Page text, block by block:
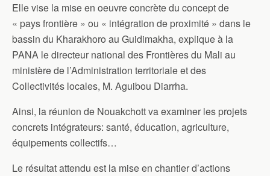
Elle vise la mise en oeuvre concrète du concept de
« pays frontière » ou « intégration de proximité » dans le
bassin du Kharakhoro au Guidimakha, explique à la
PANA le directeur national des Frontières du Mali au
ministère de l’Administration territoriale et des
Collectivités locales, M. Aguibou Diarrha.
Ainsi, la réunion de Nouakchott va examiner les projets
concrets intégrateurs: santé, éducation, agriculture,
équipements collectifs…
Le résultat attendu est la mise en chantier d’actions